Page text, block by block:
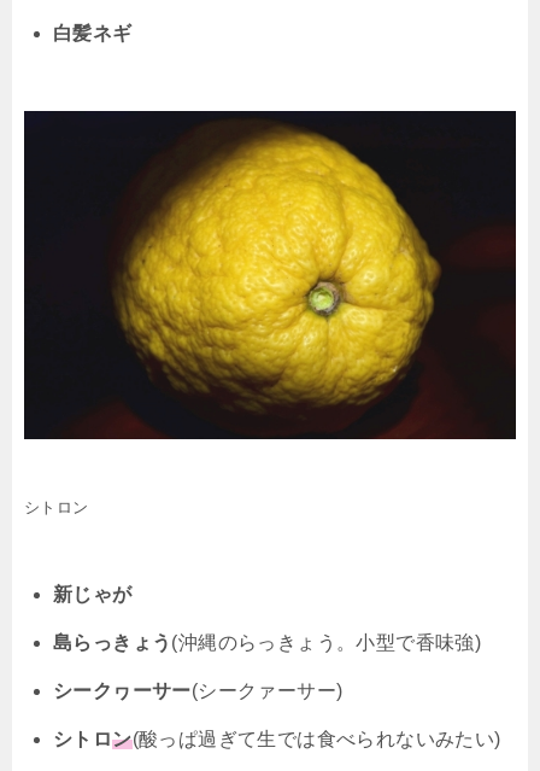
白髪ネギ
シトロン
新じゃが
島らっきょう (沖縄のらっきょう。小型で香味強)
シークヮーサー(シークァーサー)
シトロン(酸っぱ過ぎて生では食べられないみたい)